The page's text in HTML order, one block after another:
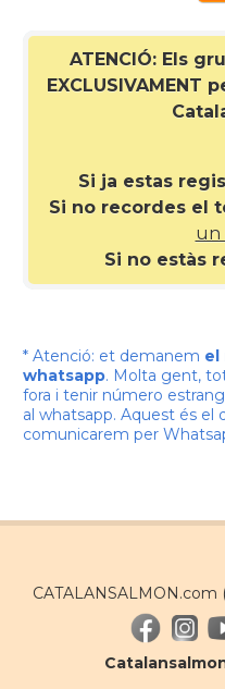
ATENCIÓ: Els
EXCLUSIVAMENT
Si ja estas
Si no recordes el
un
Si no estàs
* Atenció: et demanem el
whatsapp. Molta gent,
fora i tenir número
al whatsapp. Aquest és el
comunicarem per
CATALANSALMON.com